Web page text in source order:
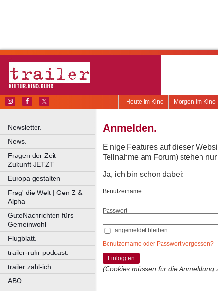
Morgen im Kino
Heute im Kino
Newsletter.
News.
Fragen der Zeit
Zukunft JETZT
Europa gestalten
Frag' die Welt | Gen Z &
Alpha
GuteNachrichten fürs
Gemeinwohl
Flugblatt.
trailer-ruhr podcast.
trailer zahl-ich.
ABO.
Anmelden.
Einige Features auf dieser
Teilnahme am Forum) stehen
Ja, ich bin schon dabei:
Benutzername
Passwort
angemeldet bleiben
Benutzername oder Passwort vergessen?
Einloggen
(Cookies müssen für die Anmeldung